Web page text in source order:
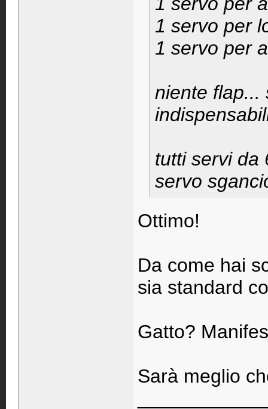
1 servo per
1 servo per
niente flap...
tutti servi da
servo
Ottimo!
Da come hai
sia standard
Gatto?
Sarà meglio